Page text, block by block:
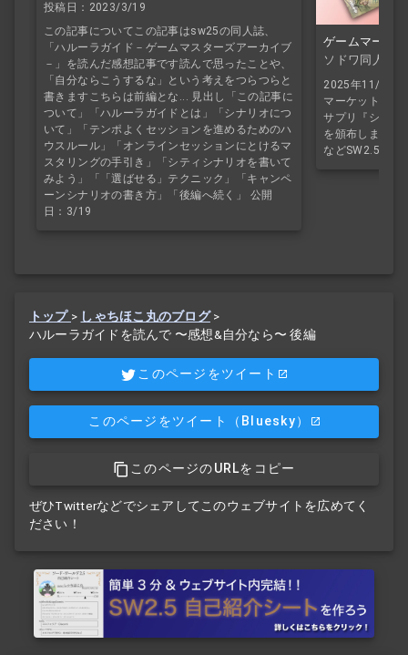
投稿日：2023/3/19
この記事についてこの記事はsw25の同人誌、
「ハルーラガイド－ゲームマスターズアーカイブ
－」を読んだ感想記事です読んで思ったことや、
「自分ならこうするな」という考えをつらつらと
書きますこちらは前編とな... 見出し「この記事に
ついて」「ハルーラガイドとは」「シナリオにつ
いて」「テンポよくセッションを進めるためのハ
ウスルール」「オンラインセッションにとけるマ
スタリングの手引き」「シティシナリオを書いて
みよう」「「選ばせる」テクニック」「キャンペ
ーンシナリオの書き方」「後編へ続く」 公開
日：3/19
ゲームマーケ
ソドワ同人誌
2025年11/23に
マーケット
サプリ『シナノ
を頒布しました
などSW2.5オリ
トップ > しゃちほこ丸のブログ>
ハルーラガイドを読んで 〜感想&自分なら〜 後編
このページをツイート
このページをツイート （Bluesky）
このページのURLをコピー
ぜひTwitterなどでシェアしてこのウェブサイトを広めてく
ださい！